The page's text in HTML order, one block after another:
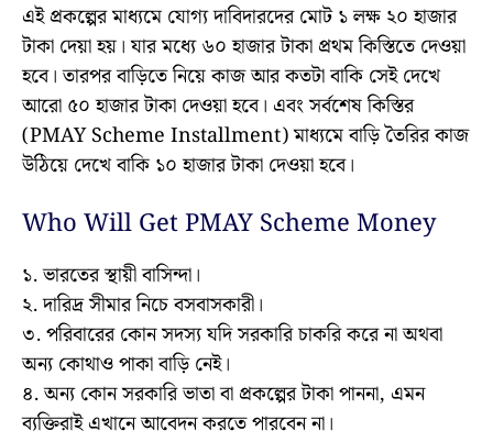
এই প্রকল্পের মাধ্যমে যোগ্য দাবিদারদের মোট ১ লক্ষ ২০ হাজার
টাকা দেয়া হয়। যার মধ্যে ৬০ হাজার টাকা প্রথম কিস্তিতে দেওয়া
হবে। তারপর বাড়িতে নিয়ে কাজ আর কতটা বাকি সেই দেখে
আরো ৫০ হাজার টাকা দেওয়া হবে। এবং সর্বশেষ কিস্তির
(PMAY Scheme Installment) মাধ্যমে বাড়ি তৈরির কাজ
উঠিয়ে দেখে বাকি ১০ হাজার টাকা দেওয়া হবে।
Who Will Get PMAY Scheme Money
১. ভারতের স্থায়ী বাসিন্দা।
২. দারিদ্র সীমার নিচে বসবাসকারী।
৩. পরিবারের কোন সদস্য যদি সরকারি চাকরি করে না অথবা
অন্য কোথাও পাকা বাড়ি নেই।
৪. অন্য কোন সরকারি ভাতা বা প্রকল্পের টাকা পাননা, এমন
ব্যক্তিরাই এখানে আবেদন করতে পারবেন না।